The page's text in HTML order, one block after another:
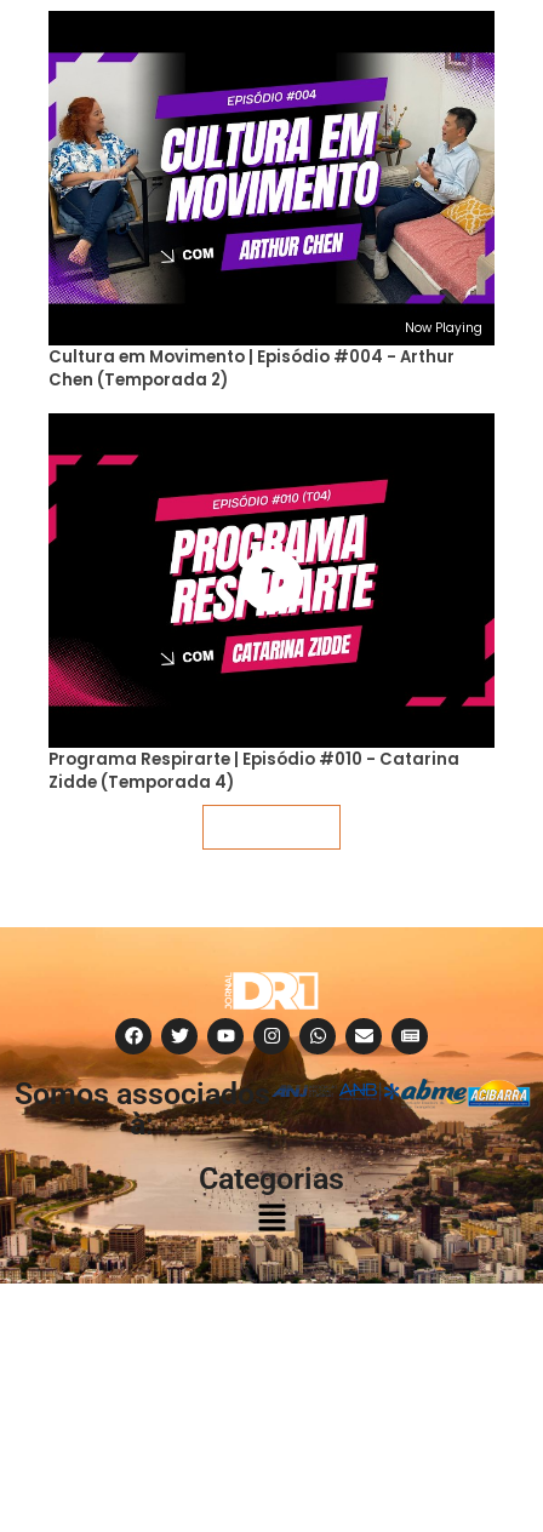
Now Playing
Cultura em Movimento | Episódio #004 - Arthur
Chen (Temporada 2)
Programa Respirarte | Episódio #010 - Catarina
Zidde (Temporada 4)
Somos associados
à:
Categorias